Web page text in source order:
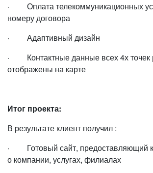
· Оплата телекоммуникационных
номеру договора
· Адаптивный дизайн
· Контактные данные всех 4х точек
отображены на карте
Итог проекта:
В результате клиент получил :
· Готовый сайт, предоставляющий
о компании, услугах, филиалах